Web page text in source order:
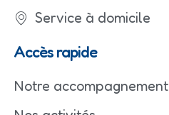
Service à domicile
Accès rapide
Notre accompagnement